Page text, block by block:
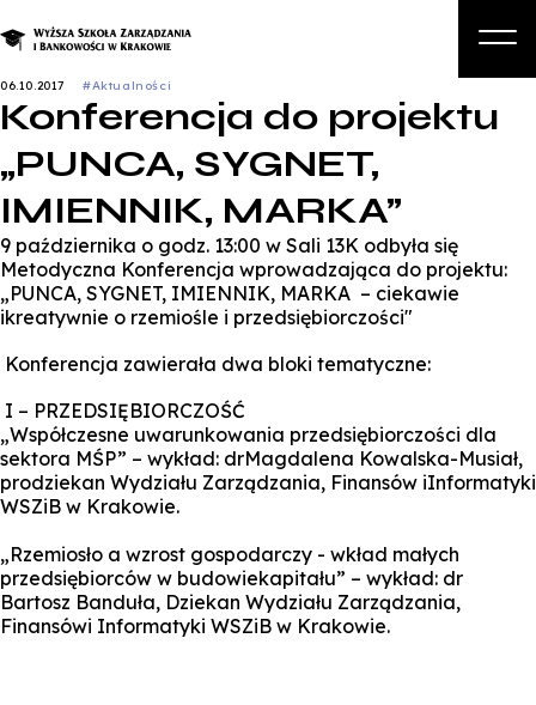
O nas
Studia podyplomowe i kursy
Kandydat
06.10.2017 #Aktualności
Konferencja do projektu
„PUNCA, SYGNET,
IMIENNIK, MARKA”
9 października o godz. 13:00 w Sali 13K odbyła się
Metodyczna Konferencja wprowadzająca do projektu:
„PUNCA, SYGNET, IMIENNIK, MARKA – ciekawie
ikreatywnie o rzemiośle i przedsiębiorczości"
Konferencja zawierała dwa bloki tematyczne:
I – PRZEDSIĘBIORCZOŚĆ
„Współczesne uwarunkowania przedsiębiorczości dla
sektora MŚP” – wykład: drMagdalena Kowalska-Musiał,
prodziekan Wydziału Zarządzania, Finansów iInformatyki
WSZiB w Krakowie.
„Rzemiosło a wzrost gospodarczy - wkład małych
przedsiębiorców w budowiekapitału” – wykład: dr
Bartosz Banduła, Dziekan Wydziału Zarządzania,
Finansówi Informatyki WSZiB w Krakowie.